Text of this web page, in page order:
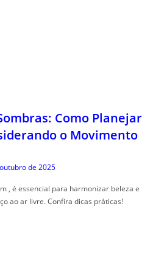
Como Planejar
o Movimento
de 2025
, é essencial para harmonizar beleza e
ao ar livre. Confira dicas práticas!